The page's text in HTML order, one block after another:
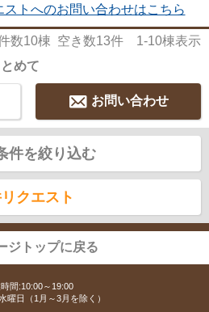
トへのお問い合わせはこちら
数10棟 空き数13件 1-10棟表示
めて
お問い合わせ
件を絞り込む
クエスト
ジトップに戻る
間:10:00～19:00
曜日（1月～3月を除く）